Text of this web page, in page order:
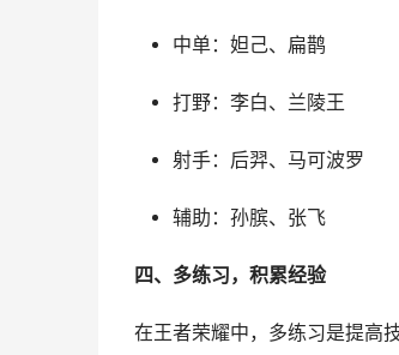
中单：妲己、扁鹊
打野：李白、兰陵王
射手：后羿、马可波罗
辅助：孙膑、张飞
四、多练习，积累经验
在王者荣耀中，多练习是提高